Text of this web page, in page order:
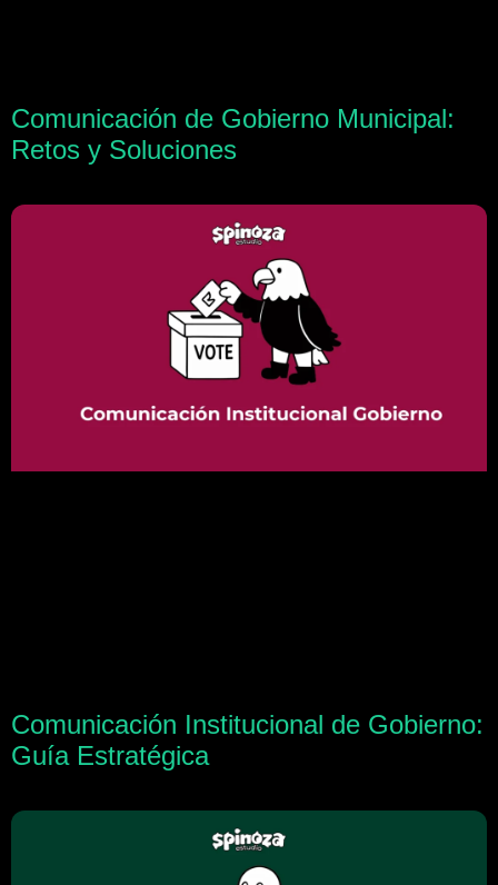
Comunicación de Gobierno Municipal:
Retos y Soluciones
Comunicación Institucional de Gobierno:
Guía Estratégica